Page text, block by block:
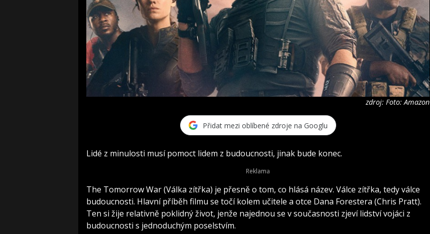
zdroj: Foto: Amazon
Přidat mezi oblíbené zdroje na Googlu
Lidé z minulosti musí pomoct lidem z budoucnosti, jinak bude konec.
The Tomorrow War (Válka zítřka) je přesně o tom, co hlásá název. Válce zítřka, tedy válce
budoucnosti. Hlavní příběh filmu se točí kolem učitele a otce Dana Forestera (Chris Pratt).
Ten si žije relativně poklidný život, jenže najednou se v současnosti zjeví lidství vojáci z
budoucnosti s jednoduchým poselstvím.